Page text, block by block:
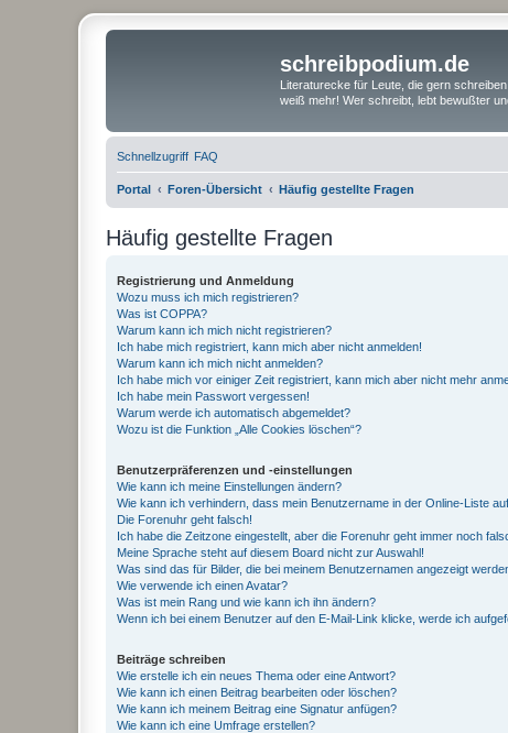
schreibpodium.de
Literaturecke für Leute, die gern
weiß mehr! Wer schreibt, lebt bewußter
Schnellzugriff FAQ
Portal Foren-Übersicht Häufig gestellte Fragen
Häufig gestellte Fragen
Registrierung und Anmeldung
Wozu muss ich mich registrieren?
Was ist COPPA?
Warum kann ich mich nicht registrieren?
Ich habe mich registriert, kann mich aber nicht anmelden!
Warum kann ich mich nicht anmelden?
Ich habe mich vor einiger Zeit registriert, kann mich aber nicht mehr
Ich habe mein Passwort vergessen!
Warum werde ich automatisch abgemeldet?
Wozu ist die Funktion „Alle Cookies löschen“?
Benutzerpräferenzen und -einstellungen
Wie kann ich meine Einstellungen ändern?
Wie kann ich verhindern, dass mein Benutzername in der Online-Liste
Die Forenuhr geht falsch!
Ich habe die Zeitzone eingestellt, aber die Forenuhr geht immer noch
Meine Sprache steht auf diesem Board nicht zur Auswahl!
Was sind das für Bilder, die bei meinem Benutzernamen angezeigt
Wie verwende ich einen Avatar?
Was ist mein Rang und wie kann ich ihn ändern?
Wenn ich bei einem Benutzer auf den E-Mail-Link klicke, werde ich
Beiträge schreiben
Wie erstelle ich ein neues Thema oder eine Antwort?
Wie kann ich einen Beitrag bearbeiten oder löschen?
Wie kann ich meinem Beitrag eine Signatur anfügen?
Wie kann ich eine Umfrage erstellen?